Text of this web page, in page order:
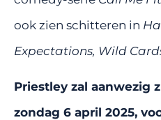
ook zien schitteren in
Expectations, Wild
Priestley zal aanwezig
zondag 6 april 2025,